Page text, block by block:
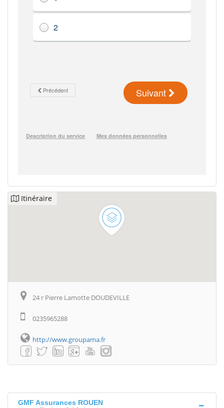
Itinéraire
24 r Pierre Lamotte DOUDEVILLE
0235965288
http://www.groupama.fr
GMF Assurances ROUEN